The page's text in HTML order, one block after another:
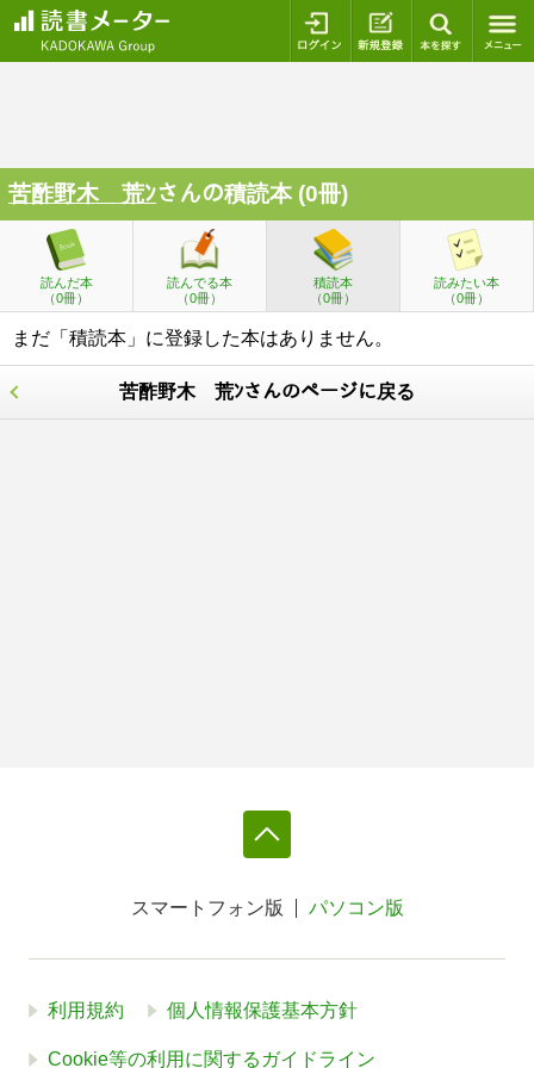
ログイン 新規登録
苦酢野木 荒ﾝさんの積読本 (0冊)
読んだ本
（0冊）
読んでる本
（0冊）
積読本
（0冊）
読みたい本
（0冊）
まだ「積読本」に登録した本はありません。
苦酢野木 荒ﾝさんのページに戻る
スマートフォン版 パソコン版
利用規約 個人情報保護基本方針
Cookie等の利用に関するガイドライン